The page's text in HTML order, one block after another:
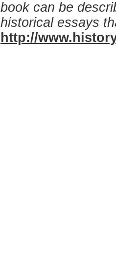
book can be
historical essays
http://